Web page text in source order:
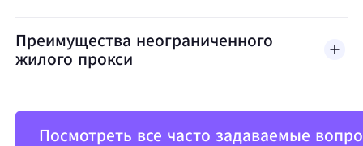
Преимущества неограниченного
жилого прокси
Посмотреть все часто задаваемые